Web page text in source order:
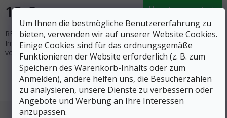
Um Ihnen die bestmögliche Benutzererfahrung zu
bieten, verwenden wir auf unserer Website Cookies.
Einige Cookies sind für das ordnungsgemäße
Funktionieren der Website erforderlich (z. B. zum
Speichern des Warenkorb-Inhalts oder zum
Anmelden), andere helfen uns, die Besucherzahlen
zu analysieren, unsere Dienste zu verbessern oder
Angebote und Werbung an Ihre Interessen
anzupassen.
12 € In den Warenkorb
REVIVEX LEATHER WATER REPELLENT 120 ml Lederschuh-
Imprägniergel von GEAR AID ist ein Gelprodukt zur Behandlung
von Lederschuhen.
Steuerelemente der Liste
1Artikel insgesamt
Fußzeile